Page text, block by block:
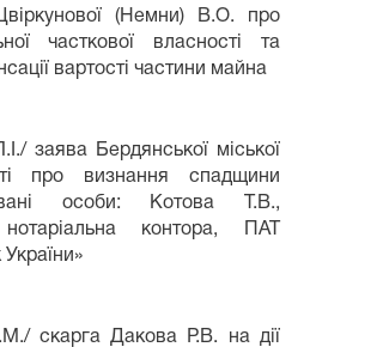
(Немни) В.О. про
часткової власності та
вартості частини майна
заява Бердянської міської
про визнання спадщини
особи: Котова Т.В.,
контора, ПАТ
скарга Дакова Р.В. на дії